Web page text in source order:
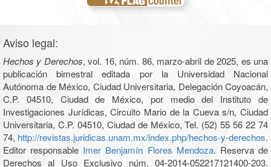
Aviso legal:
Hechos y Derechos, vol. 16, núm. 86, marzo-abril de 2025, es una
publicación bimestral editada por la Universidad Nacional
Autónoma de México, Ciudad Universitaria, Delegación Coyoacán,
C.P. 04510, Ciudad de México, por medio del Instituto de
Investigaciones Jurídicas, Circuito Mario de la Cueva s/n, Ciudad
Universitaria, C.P. 04510, Ciudad de México, Tel. (52) 55 56 22 74
74, http://revistas.juridicas.unam.mx/index.php/hechos-y-derechos.
Editor responsable Imer Benjamín Flores Mendoza. Reserva de
Derechos al Uso Exclusivo núm. 04-2014-052217121400-203,